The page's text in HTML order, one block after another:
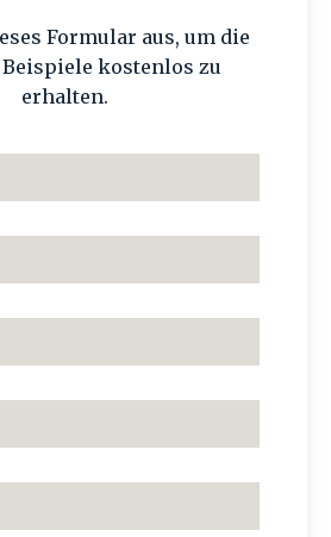
Formular aus, um die
kostenlos zu
erhalten.